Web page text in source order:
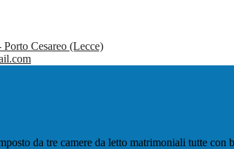
Cesareo (Lecce)
da tre camere da letto matrimoniali tutte